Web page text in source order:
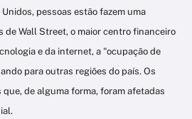
pessoas estão fazem uma
de Wall Street, o maior centro financeiro
e da internet, a "ocupação de
para outras regiões do país. Os
de alguma forma, foram afetadas